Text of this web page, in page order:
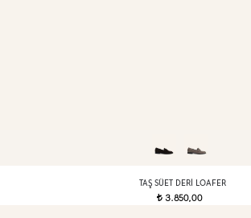
TAŞ SÜET DERI LOAFER
t3.850,00